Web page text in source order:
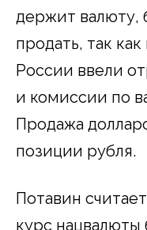
держит валюту,
продать, так
России ввели
и комиссии по
Продажа
позиции рубля.
Потавин
курс нацвалюты